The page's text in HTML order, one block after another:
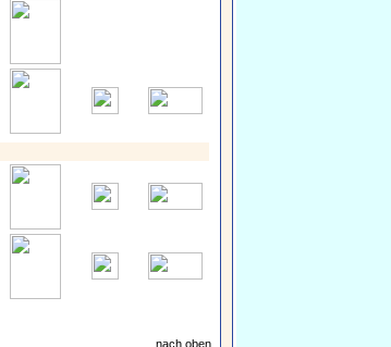
nach oben